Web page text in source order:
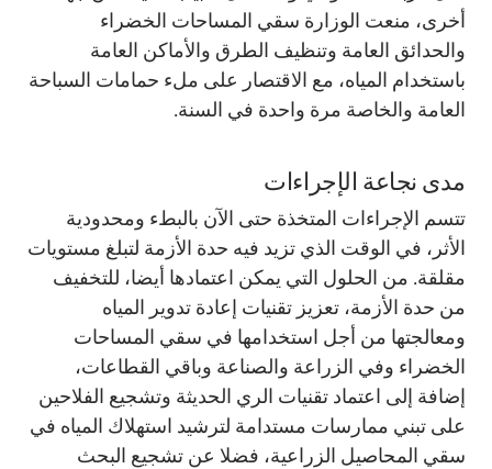
أخرى، منعت الوزارة سقي المساحات الخضراء
والحدائق العامة وتنظيف الطرق والأماكن العامة
باستخدام المياه، مع الاقتصار على ملء حمامات السباحة
العامة والخاصة مرة واحدة في السنة.
مدى نجاعة الإجراءات
تتسم الإجراءات المتخذة حتى الآن بالبطء ومحدودية
الأثر، في الوقت الذي تزيد فيه حدة الأزمة لتبلغ مستويات
مقلقة. من الحلول التي يمكن اعتمادها أيضا، للتخفيف
من حدة الأزمة، تعزيز تقنيات إعادة تدوير المياه
ومعالجتها من أجل استخدامها في سقي المساحات
الخضراء وفي الزراعة والصناعة وباقي القطاعات،
إضافة إلى اعتماد تقنيات الري الحديثة وتشجيع الفلاحين
على تبني ممارسات مستدامة لترشيد استهلاك المياه في
سقي المحاصيل الزراعية، فضلا عن تشجيع البحث